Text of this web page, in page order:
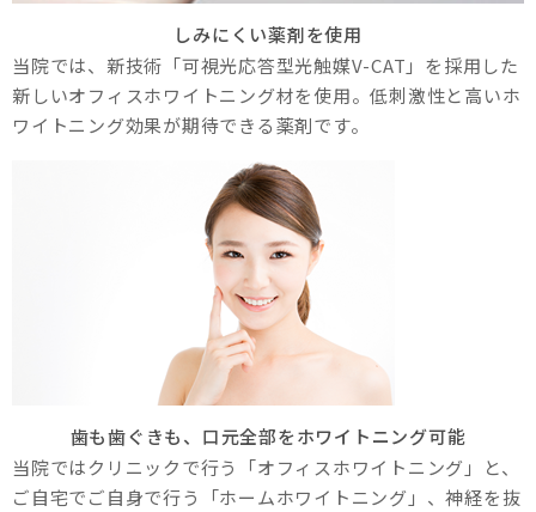
しみにくい薬剤を使用
当院では、新技術「可視光応答型光触媒V-CAT」を採用した
新しいオフィスホワイトニング材を使用。低刺激性と高いホ
ワイトニング効果が期待できる薬剤です。
歯も歯ぐきも、口元全部をホワイトニング可能
当院ではクリニックで行う「オフィスホワイトニング」と、
ご自宅でご自身で行う「ホームホワイトニング」、神経を抜